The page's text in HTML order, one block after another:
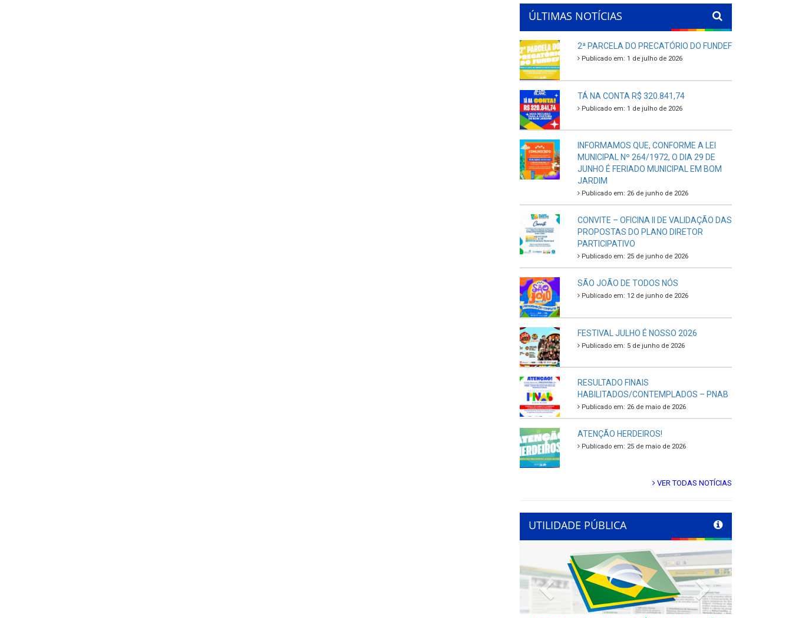
ÚLTIMAS NOTÍCIAS
2ª PARCELA DO PRECATÓRIO DO FUNDEF
Publicado em: 1 de julho de 2026
TÁ NA CONTA R$ 320.841,74
Publicado em: 1 de julho de 2026
INFORMAMOS QUE, CONFORME A LEI
MUNICIPAL Nº 264/1972, O DIA 29 DE
JUNHO É FERIADO MUNICIPAL EM BOM
JARDIM
Publicado em: 26 de junho de 2026
CONVITE – OFICINA II DE VALIDAÇÃO DAS
PROPOSTAS DO PLANO DIRETOR
PARTICIPATIVO
Publicado em: 25 de junho de 2026
SÃO JOÃO DE TODOS NÓS
Publicado em: 12 de junho de 2026
FESTIVAL JULHO É NOSSO 2026
Publicado em: 5 de junho de 2026
RESULTADO FINAIS
HABILITADOS/CONTEMPLADOS – PNAB
Publicado em: 26 de maio de 2026
ATENÇÃO HERDEIROS!
Publicado em: 25 de maio de 2026
VER TODAS NOTÍCIAS
UTILIDADE PÚBLICA
Previous Next